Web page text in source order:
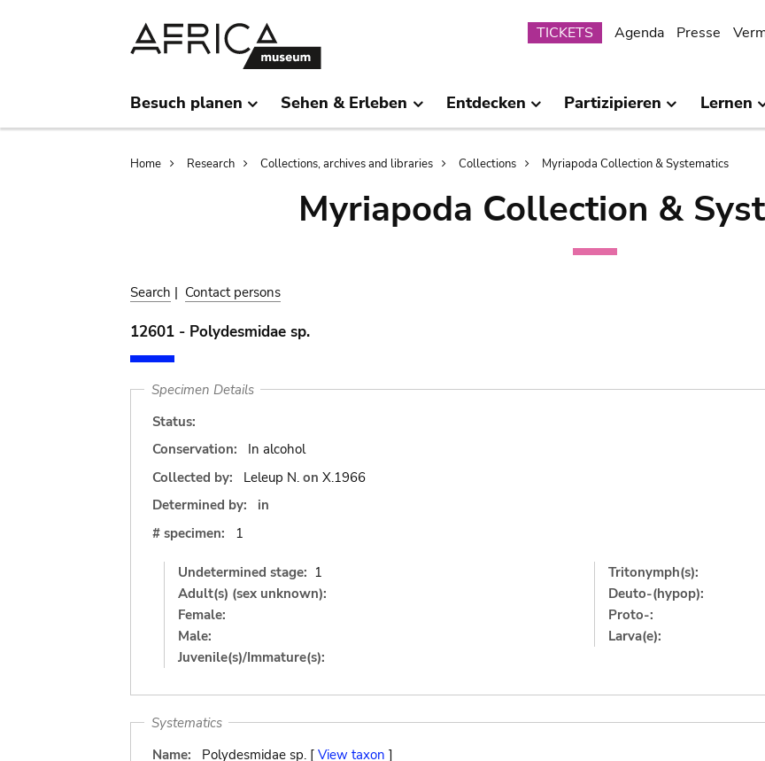
Submenu
TICKETS Agenda Presse
Besuch planen Sehen & Erleben Entdecken Partizipieren Lernen
Breadcrumb
Home Research Collections, archives and libraries Collections Myriapoda Collection & Systematics
Myriapoda Collection &
Search | Contact persons
12601 - Polydesmidae sp.
Specimen Details
Status:
Conservation:
In alcohol
Collected by:
Leleup N. on X.1966
Determined by:
in
# specimen:
1
Undetermined stage: 1
Adult(s) (sex unknown):
Female:
Male:
Juvenile(s)/Immature(s):
Tritonymph(s):
Deuto-(hypop):
Proto-:
Larva(e):
Systematics
Name:
Polydesmidae sp. [ View taxon ]